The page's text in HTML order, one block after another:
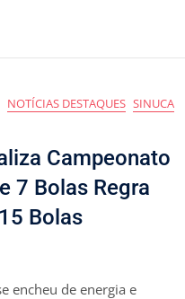
NOTÍCIAS DESTAQUES SINUCA
Campeonato
7 Bolas Regra
Bolas
encheu de energia e